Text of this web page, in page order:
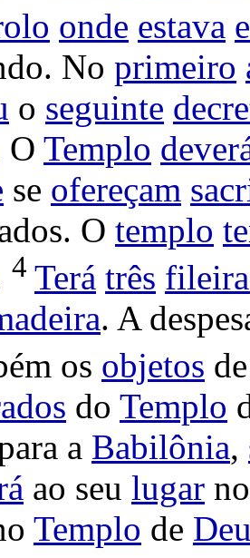
onde estava
. No primeiro
o seguinte
O Templo
se ofereçam
. O templo
4 Terá três
. A
os objetos
do Templo
a Babilônia,
ao seu lugar
Templo de